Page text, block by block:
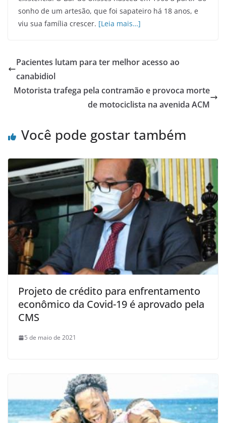
sonho de um artesão, que foi sapateiro há 18 anos, e
viu sua família crescer. [Leia mais…]
Pacientes lutam para ter melhor acesso ao
canabidiol
Motorista trafega pela contramão e provoca morte
de motociclista na avenida ACM
Você pode gostar também
Projeto de crédito para enfrentamento
econômico da Covid-19 é aprovado pela
CMS
5 de maio de 2021